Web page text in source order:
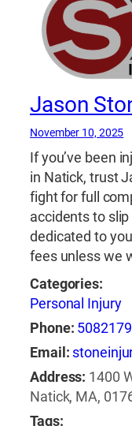
Jason
November 10, 2025
If you’ve been
in Natick, trust
fight for full
accidents to
dedicated to
fees unless we
Categories:
Personal Injury
Phone:
Email:
Address: 1400
Natick, MA,
Tags: